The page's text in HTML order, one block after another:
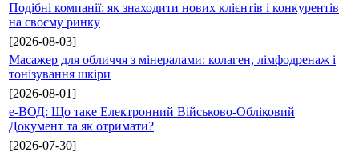
Подібні компанії: як знаходити нових клієнтів і конкурентів
на своєму ринку
[2026-08-03]
Масажер для обличчя з мінералами: колаген, лімфодренаж і
тонізування шкіри
[2026-08-01]
е-ВОД: Що таке Електронний Військово-Обліковий
Документ та як отримати?
[2026-07-30]